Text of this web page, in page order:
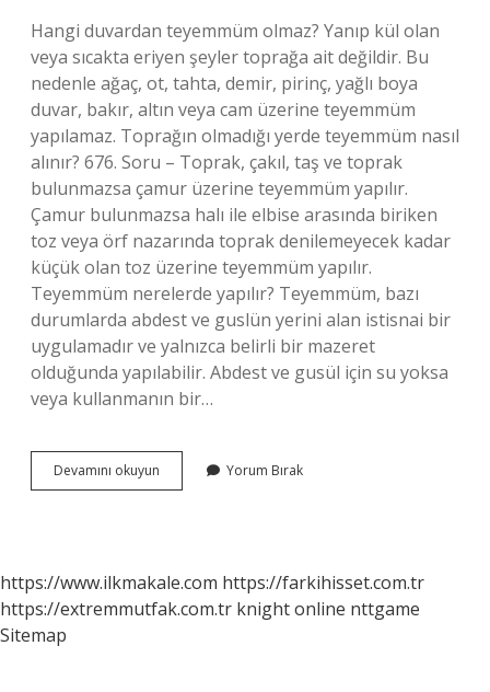
Hangi duvardan teyemmüm olmaz? Yanıp kül olan
veya sıcakta eriyen şeyler toprağa ait değildir. Bu
nedenle ağaç, ot, tahta, demir, pirinç, yağlı boya
duvar, bakır, altın veya cam üzerine teyemmüm
yapılamaz. Toprağın olmadığı yerde teyemmüm nasıl
alınır? 676. Soru – Toprak, çakıl, taş ve toprak
bulunmazsa çamur üzerine teyemmüm yapılır.
Çamur bulunmazsa halı ile elbise arasında biriken
toz veya örf nazarında toprak denilemeyecek kadar
küçük olan toz üzerine teyemmüm yapılır.
Teyemmüm nerelerde yapılır? Teyemmüm, bazı
durumlarda abdest ve guslün yerini alan istisnai bir
uygulamadır ve yalnızca belirli bir mazeret
olduğunda yapılabilir. Abdest ve gusül için su yoksa
veya kullanmanın bir…
Devamını okuyun
Duvarda
Yorum Bırak
https://www.ilkmakale.com https://farkihisset.com.tr
https://extremmutfak.com.tr knight online nttgame
Sitemap